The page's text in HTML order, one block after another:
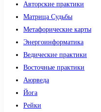
Авторские практики
Матрица Судьбы
Метафорические карты
Энергоинформатика
Ведические практики
Восточные практики
Аюрведа
Йога
Рейки